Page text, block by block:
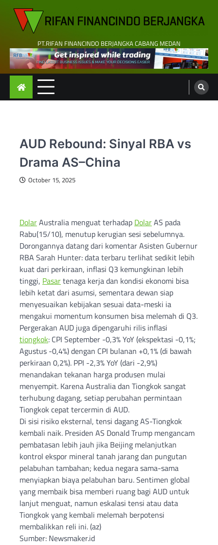
content
PT.RIFAN FINANCINDO BERJANGKA CABANG MEDAN
AUD Rebound: Sinyal RBA vs
Drama AS–China
October 15, 2025
DolarAustralia menguat terhadap DolarAS pada
Rabu(15/10), menutup kerugian sesi sebelumnya.
Dorongannya datang dari komentar Asisten Gubernur
RBA Sarah Hunter: data terbaru terlihat sedikit lebih
kuat dari perkiraan, inflasi Q3 kemungkinan lebih
tinggi, Pasartenaga kerja dan kondisi ekonomi bisa
lebih ketat dari asumsi, sementara dewan siap
menyesuaikan kebijakan sesuai data-meski ia
mengakui momentum konsumen bisa melemah di Q3.
Pergerakan AUD juga dipengaruhi rilis inflasi
tiongkok: CPI September -0,3% YoY (ekspektasi -0,1%;
Agustus -0,4%) dengan CPI bulanan +0,1% (di bawah
perkiraan 0,2%). PPI -2,3% YoY (dari -2,9%)
menandakan tekanan harga produsen mulai
menyempit. Karena Australia dan Tiongkok sangat
terhubung dagang, setiap perubahan permintaan
Tiongkok cepat tercermin di AUD.
Di sisi risiko eksternal, tensi dagang AS-Tiongkok
kembali naik. Presiden AS Donald Trump mengancam
pembatasan lebih jauh jika Beijing melanjutkan
kontrol ekspor mineral tanah jarang dan pungutan
pelabuhan tambahan; kedua negara sama-sama
menyiapkan biaya pelabuhan baru. Sentimen global
yang membaik bisa memberi ruang bagi AUD untuk
lanjut menguat, namun eskalasi tensi atau data
Tiongkok yang kembali melemah berpotensi
membalikkan reli ini. (az)
Sumber: Newsmaker.id